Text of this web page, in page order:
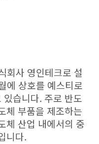
회사 영인테크로 설
에 상호를 예스티로
습니다. 주로 반도
체 부품을 제조하는
체 산업 내에서의 중
니다.